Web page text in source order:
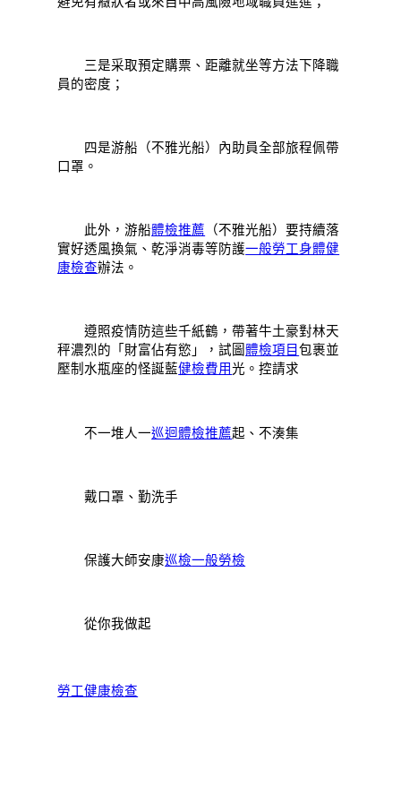
三是采取預定購票、距離就坐等方法下降職
員的密度；
四是游船（不雅光船）內助員全部旅程佩帶
口罩。
此外，游船體檢推薦 （不雅光船）要持續落
實好透風換氣、乾淨消毒等防護一般勞工身體健
康檢查辦法。
遵照疫情防這些千紙鶴，帶著牛土豪對林天
秤濃烈的「財富佔有慾」，試圖體檢項目包裹並
壓制水瓶座的怪誕藍健檢費用光。控請求
不一堆人一巡迴體檢推薦起、不湊集
戴口罩、勤洗手
保護大師安康巡檢一般勞檢
從你我做起
勞工健康檢查